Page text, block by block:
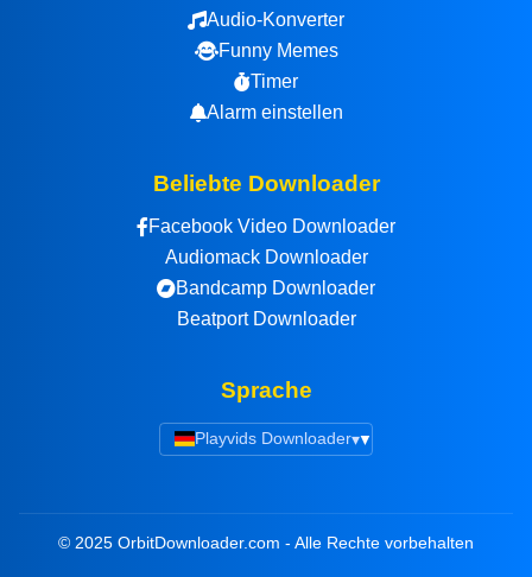
Audio-Konverter
Funny Memes
Timer
Alarm einstellen
Beliebte Downloader
Facebook Video Downloader
Audiomack Downloader
Bandcamp Downloader
Beatport Downloader
Sprache
Playvids Downloader▾
© 2025 OrbitDownloader.com - Alle Rechte vorbehalten